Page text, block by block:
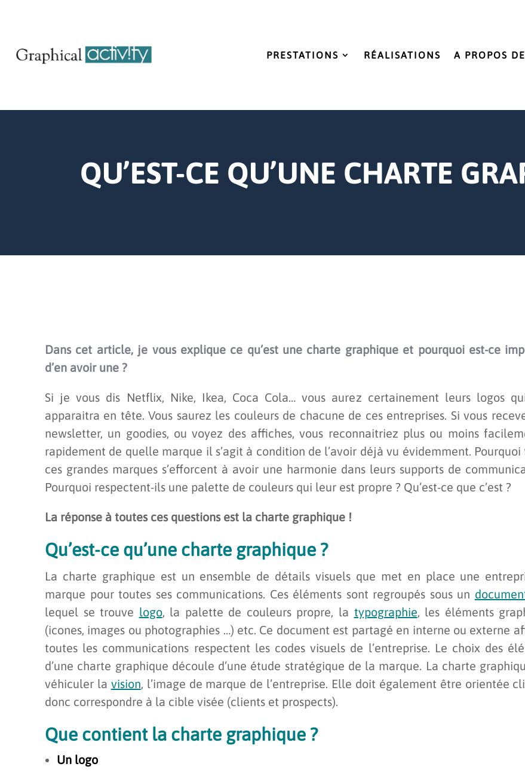
PRESTATIONS RÉALISATIONS A PROPOS
QU’EST-CE QU’UNE CHARTE
Dans cet article, je vous explique ce qu’est une charte graphique et pourquoi est-ce
d’en avoir une ?
Si je vous dis Netflix, Nike, Ikea, Coca Cola… vous aurez certainement leurs logos
apparaitra en tête. Vous saurez les couleurs de chacune de ces entreprises. Si vous
newsletter, un goodies, ou voyez des affiches, vous reconnaitriez plus ou moins
rapidement de quelle marque il s’agit à condition de l’avoir déjà vu évidemment. Pourquoi
ces grandes marques s’efforcent à avoir une harmonie dans leurs supports de
Pourquoi respectent-ils une palette de couleurs qui leur est propre ? Qu’est-ce que c’est ?
La réponse à toutes ces questions est la charte graphique !
Qu’est-ce qu’une charte graphique ?
La charte graphique est un ensemble de détails visuels que met en place une
marque pour toutes ses communications. Ces éléments sont regroupés sous un
lequel se trouve logo, la palette de couleurs propre, la typographie, les éléments
(icones, images ou photographies …) etc. Ce document est partagé en interne ou externe
toutes les communications respectent les codes visuels de l’entreprise. Le choix des
d’une charte graphique découle d’une étude stratégique de la marque. La charte
véhiculer la vision, l’image de marque de l’entreprise. Elle doit également être orientée
donc correspondre à la cible visée (clients et prospects).
Que contient la charte graphique ?
Un logo